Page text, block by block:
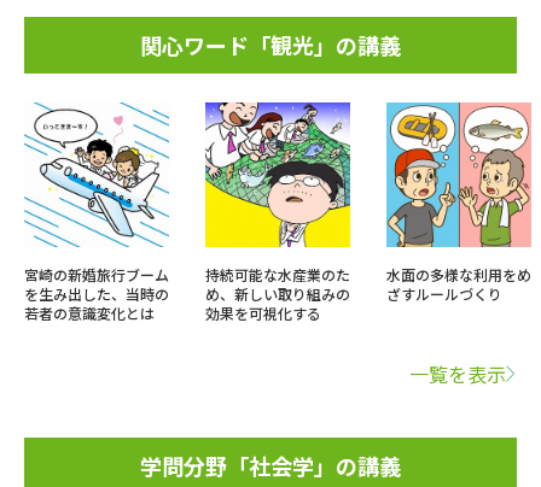
関心ワード「観光」の講義
宮崎の新婚旅行ブーム
を生み出した、当時の
若者の意識変化とは
持続可能な水産業のた
め、新しい取り組みの
効果を可視化する
水面の多様な利用をめ
ざすルールづくり
一覧を表示
学問分野「社会学」の講義